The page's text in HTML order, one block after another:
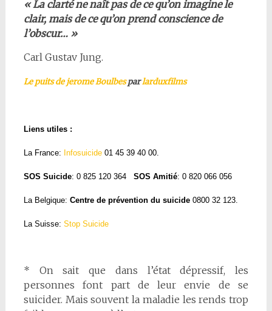
« La clarté ne naît pas de ce qu’on imagine le
clair, mais de ce qu’on prend conscience de
l’obscur… »
Carl Gustav Jung.
Le puits de jerome Boulbes parlarduxfilms
Liens utiles :
La France: Infosuicide01 45 39 40 00.
SOS Suicide: 0 825 120 364 SOS Amitié: 0 820 066 056
La Belgique: Centre de prévention du suicide0800 32 123.
La Suisse: Stop Suicide
* On sait que dans l’état dépressif, les
personnes font part de leur envie de se
suicider. Mais souvent la maladie les rends trop